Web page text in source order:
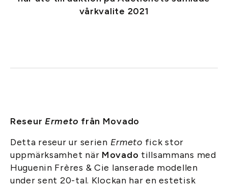
vårkvalite 2021
ReseurErmeto från Movado
Detta reseur ur serien Ermeto fick stor
uppmärksamhet när Movado tillsammans med
Huguenin Frères & Cie lanserade modellen
under sent 20-tal. Klockan har en estetisk